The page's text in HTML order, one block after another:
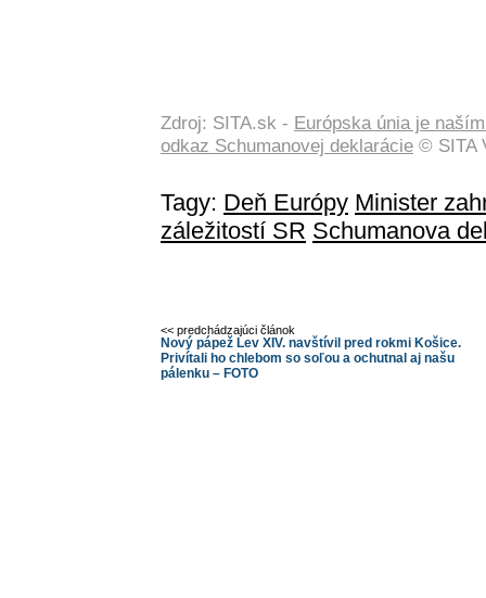
Zdroj: SITA.sk - Európska únia je
odkaz Schumanovej deklarácie © SITA
Tagy: Deň Európy Minister
záležitostí SR Schumanova
<< predchádzajúci článok
Nový pápež Lev XIV. navštívil pred rokmi Košice.
Privítali ho chlebom so soľou a ochutnal aj našu
pálenku – FOTO